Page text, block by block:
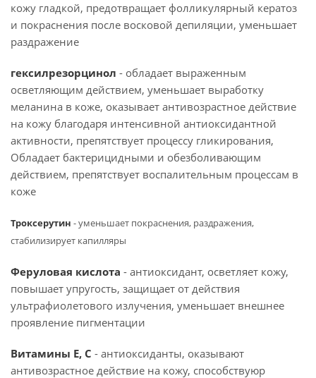
кожу гладкой, предотвращает фолликулярный кератоз
и покраснения после восковой депиляции, уменьшает
раздражение
гексилрезорцинол - обладает выраженным
осветляющим действием, уменьшает выработку
меланина в коже, оказывает антивозрастное действие
на кожу благодаря интенсивной антиоксидантной
активности, препятствует процессу гликирования,
Обладает бактерицидными и обезболивающим
действием, препятствует воспалительным процессам в
коже
Троксерутин - уменьшает покраснения, раздражения,
стабилизирует капилляры
Феруловая кислота - антиоксидант, осветляет кожу,
повышает упругость, защищает от действия
ультрафиолетового излучения, уменьшает внешнее
проявление пигментации
Витамины Е, С - антиоксиданты, оказывают
антивозрастное действие на кожу, способствуюр